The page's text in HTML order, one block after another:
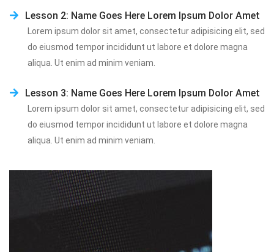
Lesson 2: Name Goes Here Lorem Ipsum Dolor Amet
Lorem ipsum dolor sit amet, consectetur adipisicing elit, sed
do eiusmod tempor incididunt ut labore et dolore magna
aliqua. Ut enim ad minim veniam.
Lesson 3: Name Goes Here Lorem Ipsum Dolor Amet
Lorem ipsum dolor sit amet, consectetur adipisicing elit, sed
do eiusmod tempor incididunt ut labore et dolore magna
aliqua. Ut enim ad minim veniam.